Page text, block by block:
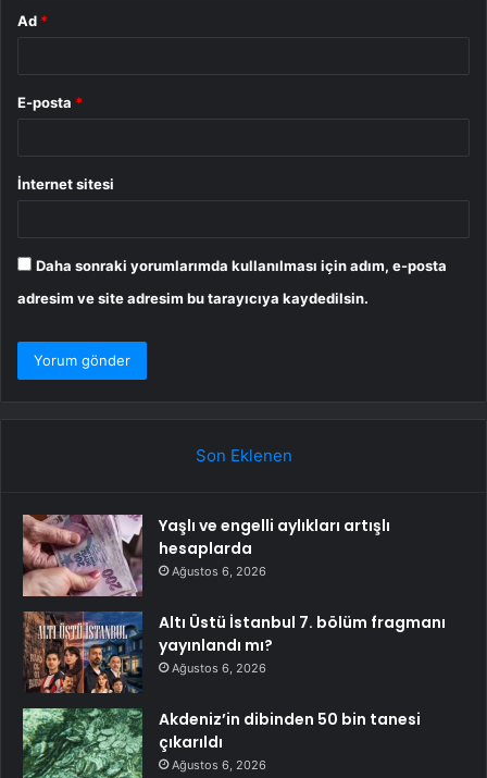
Ad *
E-posta *
İnternet sitesi
Daha sonraki yorumlarımda kullanılması için adım, e-posta
adresim ve site adresim bu tarayıcıya kaydedilsin.
Son Eklenen
Yaşlı ve engelli aylıkları artışlı
hesaplarda
Ağustos 6, 2026
Altı Üstü İstanbul 7. bölüm fragmanı
yayınlandı mı?
Ağustos 6, 2026
Akdeniz’in dibinden 50 bin tanesi
çıkarıldı
Ağustos 6, 2026